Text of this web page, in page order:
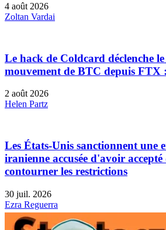
4 août 2026
Zoltan Vardai
Le hack de Coldcard déclenche
mouvement de BTC depuis
2 août 2026
Helen Partz
Les États-Unis sanctionnent une
iranienne accusée d'avoir
contourner les restrictions
30 juil. 2026
Ezra Reguerra